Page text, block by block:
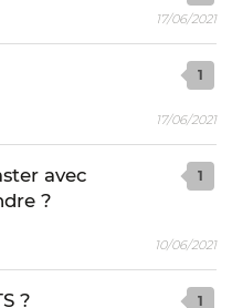
17/06/2021
1
17/06/2021
avec
?
1
10/06/2021
? 1